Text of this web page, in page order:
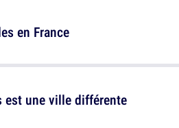
en France
est une ville différente